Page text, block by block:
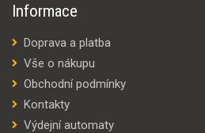
Informace
Doprava a platba
Vše o nákupu
Obchodní podmínky
Kontakty
Výdejní automaty